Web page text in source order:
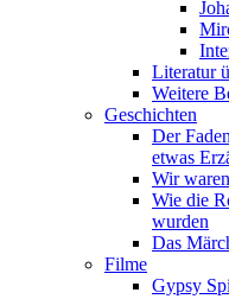
Literatur
Weitere
Geschichten
Der
etwas
Wir
Wie die
wurden
Das
Filme
Gypsy